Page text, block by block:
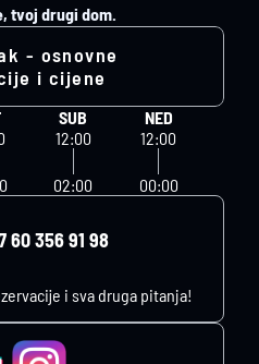
tvoj drugi dom.
- osnovne
i cijene
SUB
12:00
02:00
NED
12:00
00:00
60 356 91 98
i sva druga pitanja!